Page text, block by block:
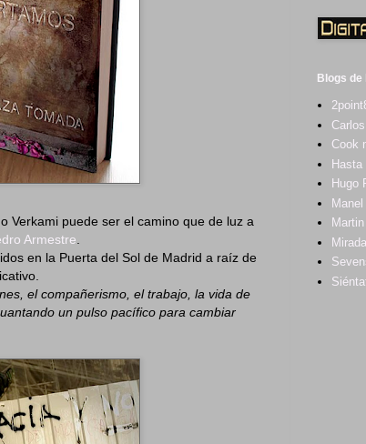
Verkami puede ser el camino que de luz a
Armestre
en la Puerta del Sol de Madrid a raíz de
el compañerismo, el trabajo, la vida de
un pulso pacífico para cambiar
Blogs de
Cook
Hugo